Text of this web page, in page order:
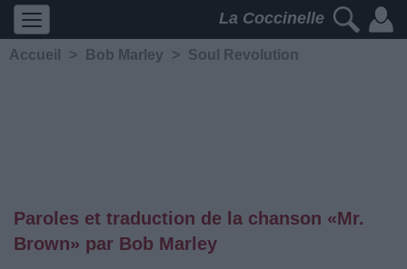
La Coccinelle
Accueil > Bob Marley > Soul Revolution
Paroles et traduction de la chanson «Mr.
Brown» par Bob Marley